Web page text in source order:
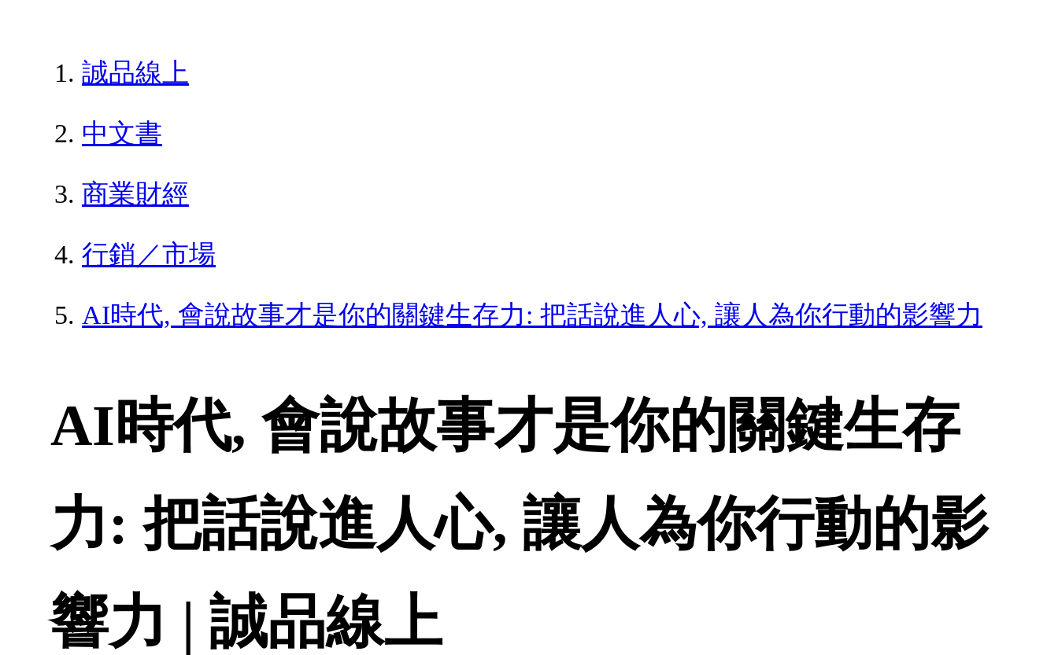
誠品線上
中文書
商業財經
行銷／市場
AI時代, 會說故事才是你的關鍵生存力: 把話說進人心, 讓人為你行動的影響力
AI時代, 會說故事才是你的關鍵生存
力: 把話說進人心, 讓人為你行動的影
響力 | 誠品線上